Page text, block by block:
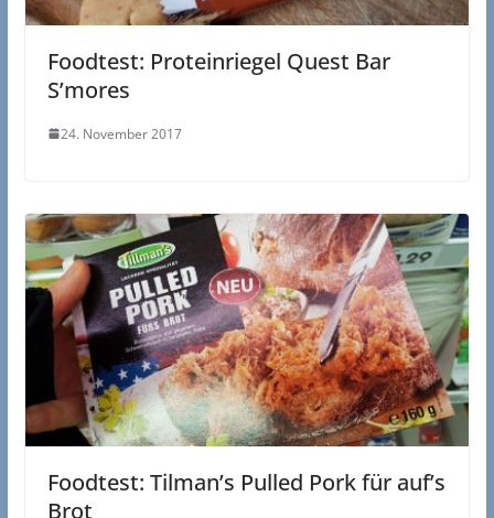
Foodtest: Proteinriegel Quest Bar
S’mores
24. November 2017
Foodtest: Tilman’s Pulled Pork für auf’s
Brot